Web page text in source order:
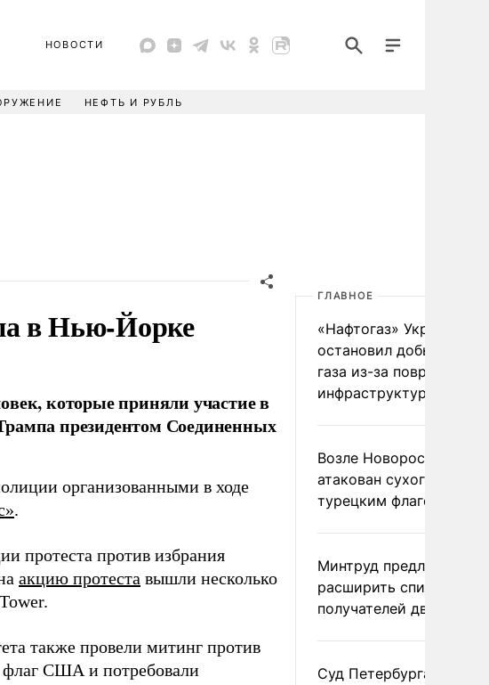
НОВОСТИ
НЕФТЬ И РУБЛЬ
в Нью-Йорке
которые приняли участие в
президентом Соединенных
организованными в ходе
.
протеста против избрания
акцию протеста вышли несколько
также провели митинг против
флаг США и потребовали
ГЛАВНОЕ
«Нафтогаз» Украины
остановил добычу
газа из-за повреждения
инфраструктуры
Возле Новороссийска
атакован сухогруз под
турецким флагом
Минтруд предложил
расширить список
получателей двух
Суд Петербурга заочно